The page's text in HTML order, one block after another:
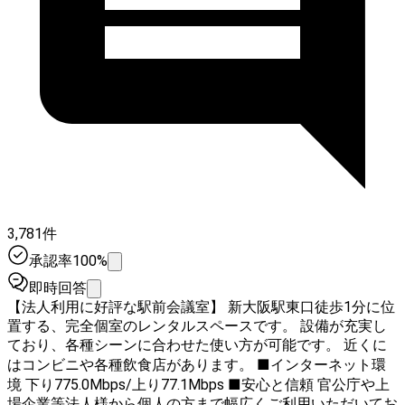
3,781件
承認率100%
即時回答
【法人利用に好評な駅前会議室】 新大阪駅東口徒歩1分に位
置する、完全個室のレンタルスペースです。 設備が充実し
ており、各種シーンに合わせた使い方が可能です。 近くに
はコンビニや各種飲食店があります。 ■インターネット環
境 下り775.0Mbps/上り77.1Mbps ■安心と信頼 官公庁や上